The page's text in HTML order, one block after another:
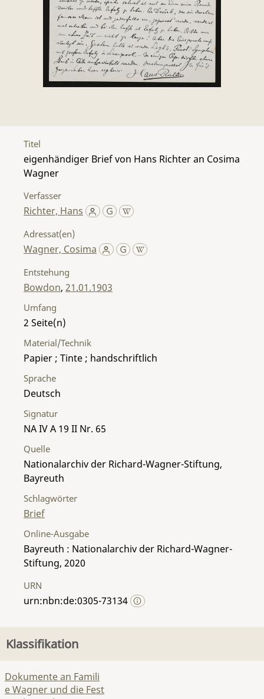
Titel
eigenhändiger Brief von Hans Richter an Cosima
Wagner
Verfasser
Richter, Hans
Adressat(en)
Wagner, Cosima
Entstehung
Bowdon, 21.01.1903
Umfang
2
Material/Technik
Papier ; Tinte ; handschriftlich
Sprache
Deutsch
Signatur
NA IV A 19 II Nr. 65
Quelle
Nationalarchiv der Richard-Wagner-Stiftung,
Bayreuth
Schlagwörter
Brief
Online-Ausgabe
Bayreuth : Nationalarchiv der Richard-Wagner-
Stiftung, 2020
URN
urn:nbn:de:0305-73134
Klassifikation
Dokumente an Famili
e Wagner und die Fest